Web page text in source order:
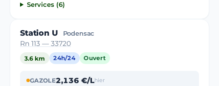
Services (6)
Station U Podensac
Rn 113 — 33720
3.6 km 24h/24 Ouvert
GAZOLE2,136 €/Lhier